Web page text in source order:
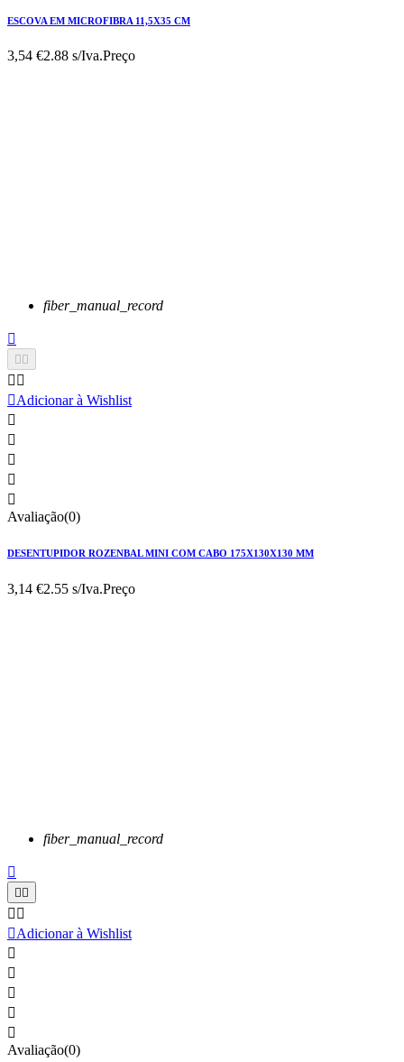
ESCOVA EM MICROFIBRA 11,5X35 CM
3,54 €2.88 s/Iva.Preço
fiber_manual_record

 
 
Adicionar à Wishlist





Avaliação(0)
DESENTUPIDOR ROZENBAL MINI COM CABO 175X130X130 MM
3,14 €2.55 s/Iva.Preço
fiber_manual_record

 
 
Adicionar à Wishlist





Avaliação(0)